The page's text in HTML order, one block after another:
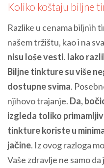
Koliko koštaju biljne
Razlike u cenama biljnih
našem tržištu, kao i na
nisu loše vesti. Iako
Biljne tinkture su više
dostupne svima.
njihovo trajanje. Da,
izgleda toliko
tinkture koriste u
jačine. Iz ovog razloga
Vaše zdravlje ne samo